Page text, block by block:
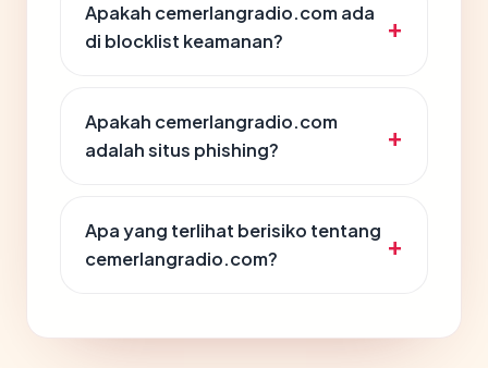
Apakah cemerlangradio.com ada
di blocklist keamanan?
Apakah cemerlangradio.com
adalah situs phishing?
Apa yang terlihat berisiko tentang
cemerlangradio.com?